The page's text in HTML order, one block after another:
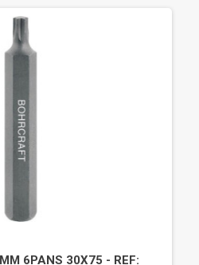
6PANS 30X75 - REF: